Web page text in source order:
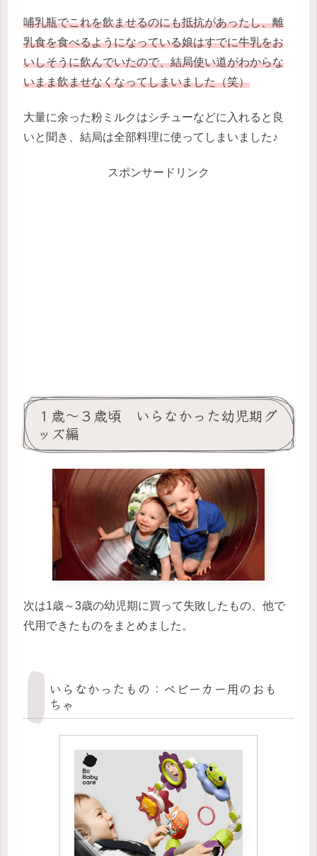
哺乳瓶でこれを飲ませるのにも抵抗があったし、離
乳食を食べるようになっている娘はすでに牛乳をお
いしそうに飲んでいたので、結局使い道がわからな
いまま飲ませなくなってしまいました（笑）
大量に余った粉ミルクはシチューなどに入れると良
いと聞き、結局は全部料理に使ってしまいました♪
スポンサードリンク
１歳～３歳頃 いらなかった幼児期グ
ッズ編
次は1歳～3歳の幼児期に買って失敗したもの、他で
代用できたものをまとめました。
いらなかったもの：ベビーカー用のおも
ちゃ